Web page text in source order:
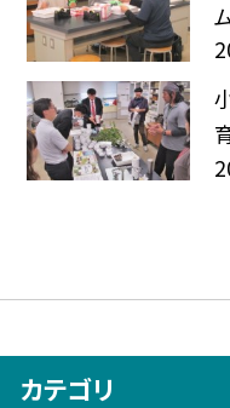
カテゴリ